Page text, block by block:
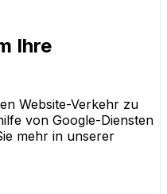
Ihre
Website-Verkehr zu
von Google-Diensten
mehr in unserer